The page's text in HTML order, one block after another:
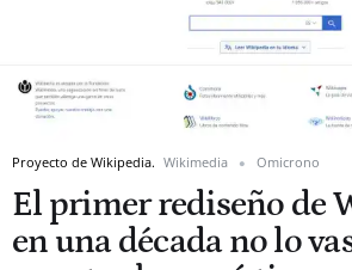
Proyecto de Wikipedia. Wikimedia Omicrono
El primer rediseño de
en una década no lo